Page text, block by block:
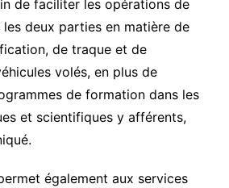
de faciliter les opérations de
deux parties en matière de
de traque et de
volés, en plus de
de formation dans les
et scientifiques y afférents,
également aux services